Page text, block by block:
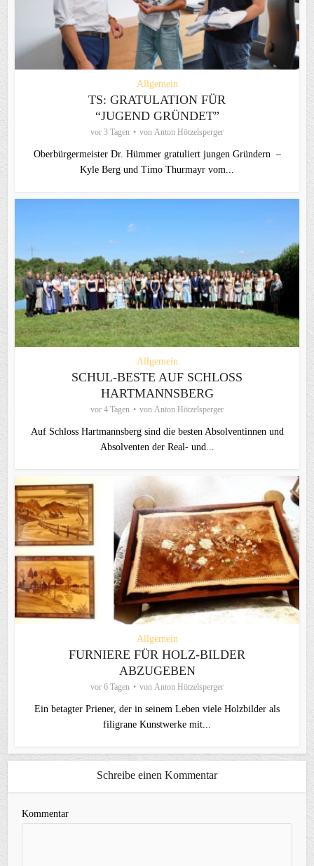
Allgemein
TS: GRATULATION FÜR
“JUGEND GRÜNDET”
vor 3 Tagen von Anton Hötzelsperger
Oberbürgermeister Dr. Hümmer gratuliert jungen Gründern –
Kyle Berg und Timo Thurmayr vom...
Allgemein
SCHUL-BESTE AUF SCHLOSS
HARTMANNSBERG
vor 4 Tagen von Anton Hötzelsperger
Auf Schloss Hartmannsberg sind die besten Absolventinnen und
Absolventen der Real- und...
Allgemein
FURNIERE FÜR HOLZ-BILDER
ABZUGEBEN
vor 6 Tagen von Anton Hötzelsperger
Ein betagter Priener, der in seinem Leben viele Holzbilder als
filigrane Kunstwerke mit...
Schreibe einen Kommentar
Kommentar